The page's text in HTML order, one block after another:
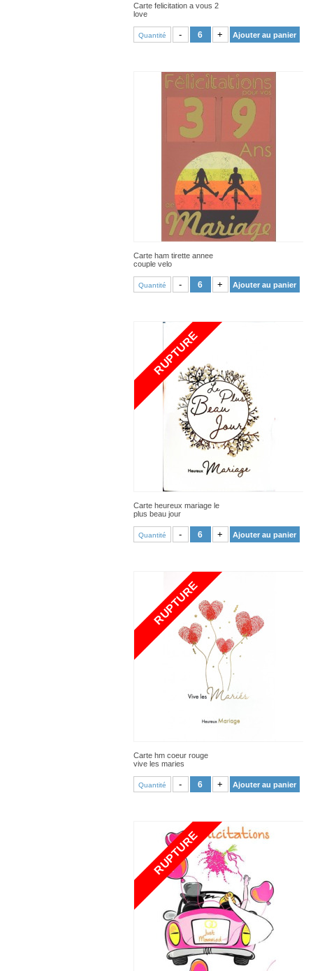
Carte felicitation a vous 2
love
Quantité - + Ajouter au panier
Carte ham tirette annee
couple velo
Quantité - + Ajouter au panier
RUPTURE
Carte heureux mariage le
plus beau jour
Quantité - + Ajouter au panier
RUPTURE
Carte hm coeur rouge
vive les maries
Quantité - + Ajouter au panier
RUPTURE